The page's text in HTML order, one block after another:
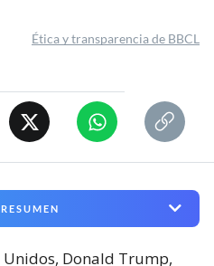
Ética y transparencia de BBCL
Donald Trump,